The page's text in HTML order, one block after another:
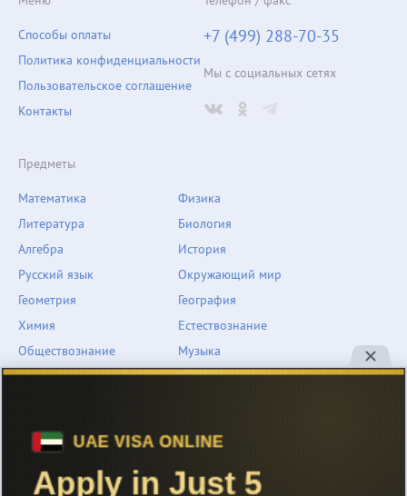
Предметы
Математика
Литература
Алгебра
Русский язык
Геометрия
Химия
Физика
Биология
История
Окружающий мир
География
Естествознание
Обществознание
Английский язык
Информатика
Человек и мир
Музыка
ОБЖ
Способы оплаты
Политика конфиденциальности
Пользовательское соглашение
Контакты
+7 (499) 288-70-35
Мы с социальных сетях